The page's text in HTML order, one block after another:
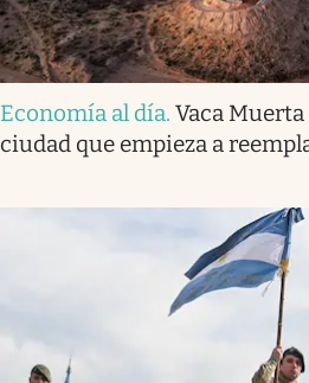
Economía al día. Vaca
ciudad que empieza a